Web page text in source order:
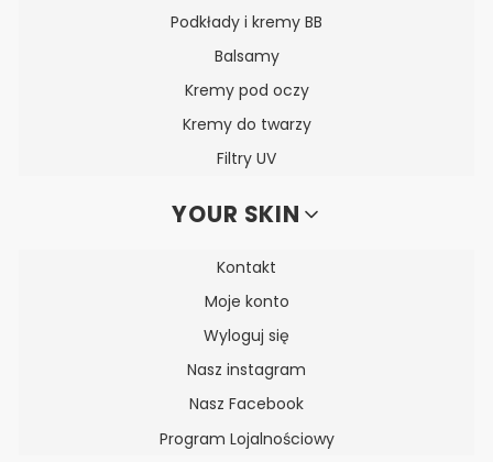
Podkłady i kremy BB
Balsamy
Kremy pod oczy
Kremy do twarzy
Filtry UV
YOUR SKIN
Kontakt
Moje konto
Wyloguj się
Nasz instagram
Nasz Facebook
Program Lojalnościowy